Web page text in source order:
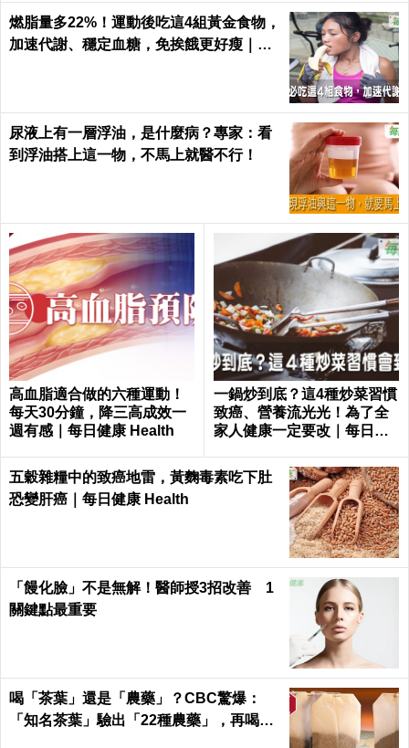
燃脂量多22%！運動後吃這4組黃金食物，
加速代謝、穩定血糖，免挨餓更好瘦｜每
尿液上有一層浮油，是什麼病？專家：看
到浮油搭上這一物，不馬上就醫不行！
高血脂適合做的六種運動！
每天30分鐘，降三高成效一
週有感｜每日健康 Health
一鍋炒到底？這4種炒菜習慣
致癌、營養流光光！為了全
家人健康一定要改｜每日健
五穀雜糧中的致癌地雷，黃麴毒素吃下肚
恐變肝癌｜每日健康 Health
「饅化臉」不是無解！醫師授3招改善 1
關鍵點最重要
喝「茶葉」還是「農藥」？CBC驚爆：
「知名茶葉」驗出「22種農藥」，再喝癌